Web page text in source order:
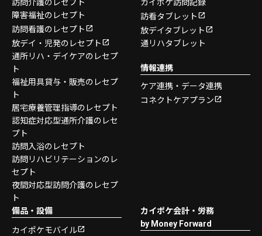
訪問介護のレセプト
障害福祉のレセプト
訪問看護のレセプト
放デイ・児発のレセプト
通所リハ・デイケアのレセプ
ト
福祉用具貸与・販売のレセプ
ト
居宅療養管理指導のレセプト
認知症対応型通所介護のレセ
プト
訪問入浴のレセプト
訪問リハビリテーションのレ
セプト
夜間対応型訪問介護のレセプ
ト
カイポケ訪問記録
訪看タブレット
放デイタブレット
通リハタブレット
情報連携
ケア連携・データ連携
コネクトケアプラン
備品・設備
カイポケモバイル
カイポケ会計・労務
by Money Forward